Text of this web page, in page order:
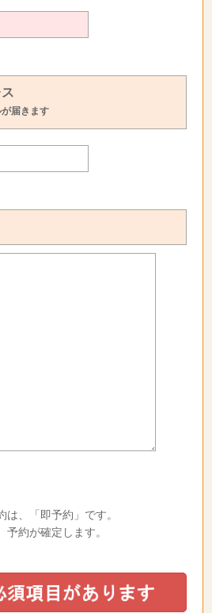
届きます
は、「即予約」です。
予約が確定します。